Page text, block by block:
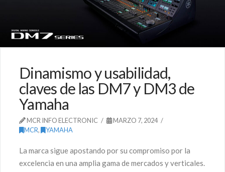
Dinamismo y usabilidad,
claves de las DM7 y DM3 de
Yamaha
MCR INFO ELECTRONIC
MARZO 7, 2024
MCR, YAMAHA
La marca sigue apostando por su compromiso por la
excelencia en una amplia gama de mercados y verticales.